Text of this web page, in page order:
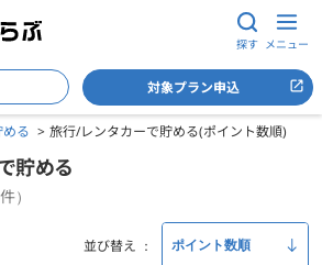
探す メニュー
対象プラン申込
る 旅行/レンタカーで貯める(ポイント数順)
貯める
）
並び替え